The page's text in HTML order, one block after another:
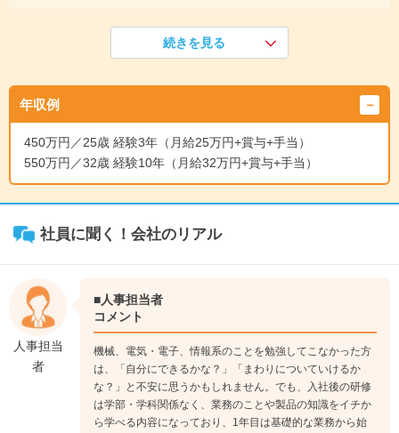
1～2ヶ月間、研修を行った後に現場配属となり、配属先ではOJ
は部品図の作成から携わっていきます。
↓
複数の部品を組み合わせた状態の組立図の作成を任されるよう
になります。また、新入社員の面倒を見るなど、少しずつ後輩
《入社5年目》
ち合わせにも参加するようになります。
続きを見る
年収例
450万円／25歳 経験3年（月給25万円+賞与+手当）
550万円／32歳 経験10年（月給32万円+賞与+手当）
社員に聞く！会社のリアル
人事担当
者
■人事担当者
コメント
機械、電気・電子、情報系のことを勉強してこなかった方
は、「自分にできるかな？」「まわりについていけるか
な？」と不安に思うかもしれません。でも、入社後の研修
は学部・学科関係なく、業務のことや製品の知識をイチか
ら学べる内容になっており、1年目は基礎的な業務から始